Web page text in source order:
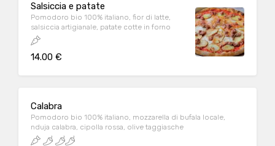
Salsiccia e patate
Pomodoro bio 100% italiano, fior di latte,
salsiccia artigianale, patate cotte in forno
14.00 €
Calabra
Pomodoro bio 100% italiano, mozzarella di bufala locale,
nduja calabra, cipolla rossa, olive taggiasche